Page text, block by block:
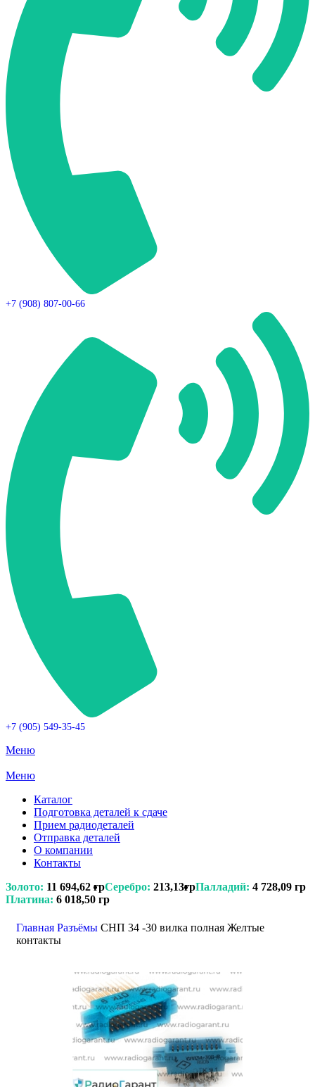
+7 (908) 807-00-66
+7 (905) 549-35-45
Меню
Меню
Каталог
Подготовка деталей к сдаче
Прием радиодеталей
Отправка деталей
О компании
Контакты
Золото: 11 694,62 грСеребро: 213,13грПалладий: 4 728,09 гр
Платина: 6 018,50 гр
Поиск
Главная Разъёмы СНП 34 -30 вилка полная Желтые
контакты